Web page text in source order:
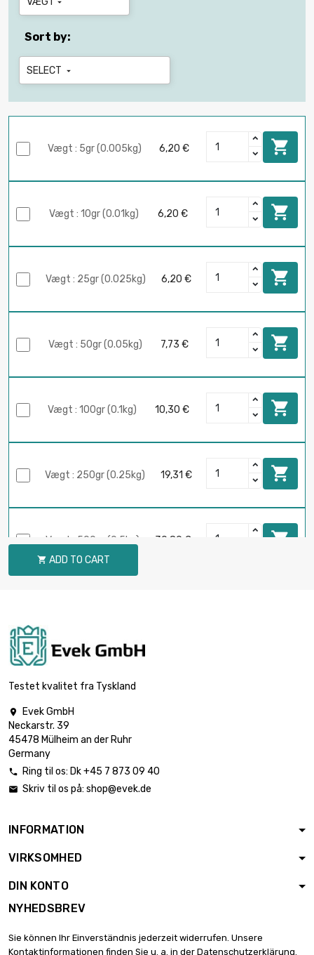

Sort by:
SELECT 
Vægt : 5gr (0.005kg) 6,20 € 
Vægt : 10gr (0.01kg) 6,20 € 
Vægt : 25gr (0.025kg) 6,20 € 
Vægt : 50gr (0.05kg) 7,73 € 
Vægt : 100gr (0.1kg) 10,30 € 
Vægt : 250gr (0.25kg) 19,31 € 
Vægt : 500gr (0.5kg) 30,89 € 
Vægt : 5000gr (5kg)
 ADD TO CART
Testet kvalitet fra Tyskland

Evek GmbH
Neckarstr. 39
45478 Mülheim an der Ruhr
Germany
 Ring til os: Dk +45 7 873 09 40
 Skriv til os på: shop@evek.de
INFORMATION
VIRKSOMHED
DIN KONTO
NYHEDSBREV
Sie können Ihr Einverständnis jederzeit widerrufen. Unsere
Kontaktinformationen finden Sie u. a. in der Datenschutzerklärung.